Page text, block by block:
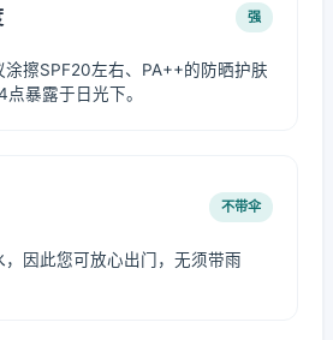
强
擦SPF20左右、PA++的防晒护肤
暴露于日光下。
不带伞
因此您可放心出门，无须带雨